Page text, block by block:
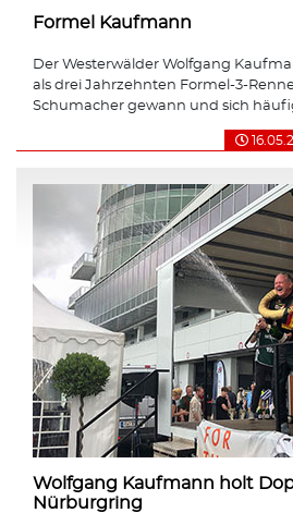
Formel Kaufmann
Der Westerwälder Wolfgang
als drei Jahrzehnten Formel-3-
Schumacher gewann und sich
Wolfgang Kaufmann holt
Nürburgring